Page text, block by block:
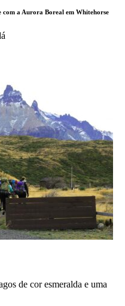
a Aurora Boreal em Whitehorse
de cor esmeralda e uma